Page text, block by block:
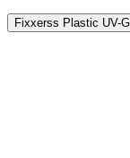
Fixxerss Plastic UV-